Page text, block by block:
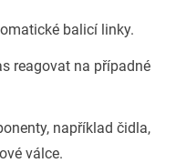
balicí linky.
reagovat na případné
například čidla,
válce.